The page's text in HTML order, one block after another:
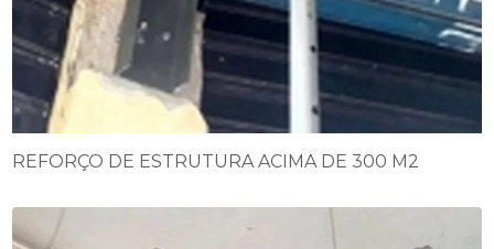
REFORÇO DE ESTRUTURA ACIMA DE 300 M2